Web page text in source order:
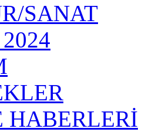
SANAT
HABERLERİ